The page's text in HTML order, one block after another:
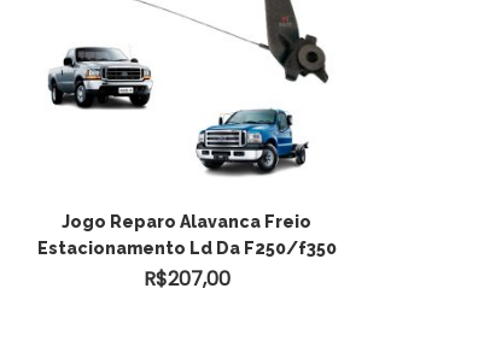
Jogo Reparo Alavanca Freio
Estacionamento Ld Da F250/f350
R$207,00